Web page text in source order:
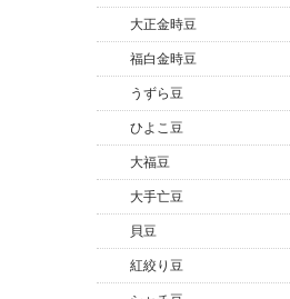
大正金時豆
福白金時豆
うずら豆
ひよこ豆
大福豆
大手亡豆
貝豆
紅絞り豆